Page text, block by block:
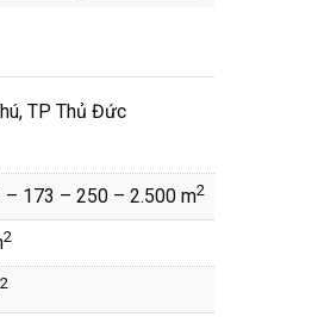
TP Thủ Đức
– 173 – 250 – 2.500 m2
2
2